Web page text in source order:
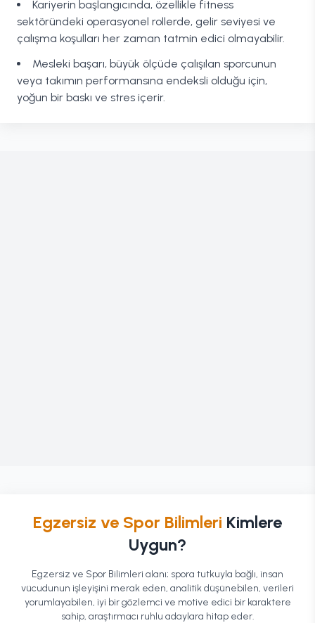
Kariyerin başlangıcında, özellikle fitness
sektöründeki operasyonel rollerde, gelir seviyesi ve
çalışma koşulları her zaman tatmin edici olmayabilir.
Mesleki başarı, büyük ölçüde çalışılan sporcunun
veya takımın performansına endeksli olduğu için,
yoğun bir baskı ve stres içerir.
Egzersiz ve Spor Bilimleri Kimlere
Uygun?
Egzersiz ve Spor Bilimleri alanı; spora tutkuyla bağlı, insan
vücudunun işleyişini merak eden, analitik düşünebilen, verileri
yorumlayabilen, iyi bir gözlemci ve motive edici bir karaktere
sahip, araştırmacı ruhlu adaylara hitap eder.